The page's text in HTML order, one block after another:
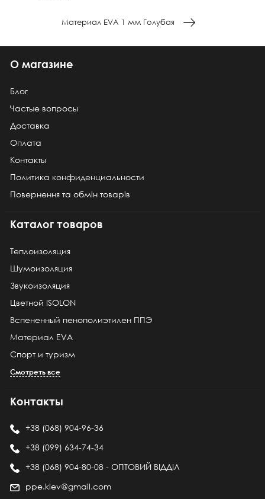
Материал EVA 1 мм Голубая
О магазине
Блог
Частые вопросы
Доставка
Оплата
Контакты
Политика конфиденциальности
Повернення та обмін товарів
Каталог товаров
Теплоизоляция
Шумоизоляция
Звукоизоляция
Цветной ISOLON
Вспененный пенополиэтилен ППЭ
Материал EVA
Спорт и туризм
Смотреть все
Контакты
+38 (068) 904-96-36
+38 (099) 634-74-34
+38 (068) 904-80-08 - ОПТОВИЙ ВІДДІЛ
ppe.kiev@gmail.com